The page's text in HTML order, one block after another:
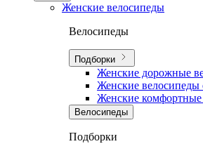
Женские велосипеды
Велосипеды
Подборки
Женские дорожные
Женские велосипеды
Женские
Велосипеды
Подборки